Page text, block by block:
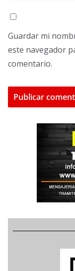
Guardar mi
este navegador
comentario.